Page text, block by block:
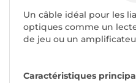
Un câble idéal pour les
optiques comme un
de jeu ou un
Caractéristiques